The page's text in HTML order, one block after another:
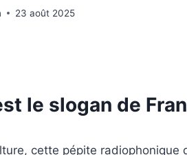
23 août 2025
le slogan de
cette pépite